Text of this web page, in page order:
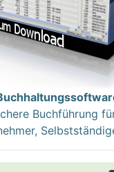
Buchführung